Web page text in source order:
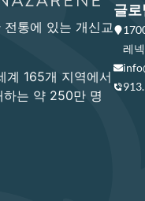
통에 있는 개신교
계 165개 지역에서
는 약 250만 명
글로
레